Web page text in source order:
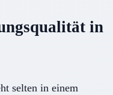
in
selten in einem